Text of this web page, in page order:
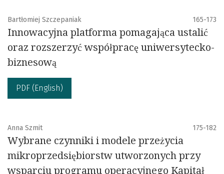
Bartłomiej Szczepaniak 165-173
Innowacyjna platforma pomagająca ustalić
oraz rozszerzyć współpracę uniwersytecko-
biznesową
PDF (English)
Anna Szmit 175-182
Wybrane czynniki i modele przeżycia
mikroprzedsiębiorstw utworzonych przy
wsparciu programu operacyjnego Kapitał